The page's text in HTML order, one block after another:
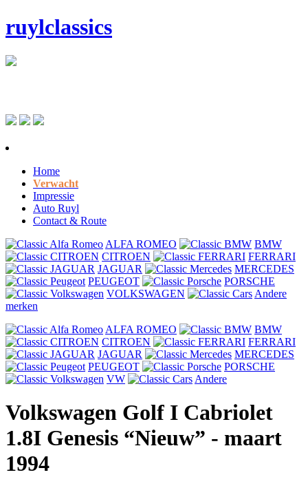
ruylclassics
Home
Verwacht
Impressie
Auto Ruyl
Contact & Route
ALFA ROMEO
BMW
CITROEN
FERRARI
JAGUAR
MERCEDES
PEUGEOT
PORSCHE
VOLKSWAGEN
Andere
merken
ALFA ROMEO
BMW
CITROEN
FERRARI
JAGUAR
MERCEDES
PEUGEOT
PORSCHE
VW
Andere
Volkswagen Golf I Cabriolet
1.8I Genesis “Nieuw” - maart
1994